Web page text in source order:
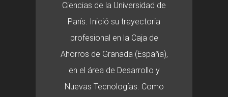
Ciencias de la Universidad de
París. Inició su trayectoria
profesional en la Caja de
Ahorros de Granada (España),
en el área de Desarrollo y
Nuevas Tecnologías. Como